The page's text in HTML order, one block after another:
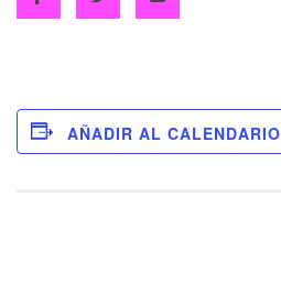
AÑADIR AL CALENDARIO